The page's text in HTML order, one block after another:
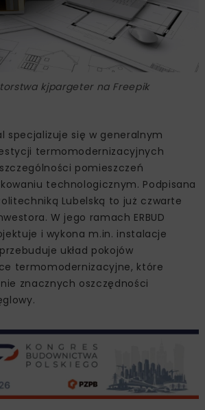
kjpargeter na Freepik
specjalizuje się w generalnym
termomodernizacyjnych
pomieszczeń
technologicznym. Podpisana
Lubelską to już czwarte
W jego ramach ERBUD
i wykona m.in. instalacje
układ pokojów
termomodernizacyjne, które
znacznych oszczędności